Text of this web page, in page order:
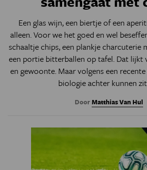
Een glas wijn, een biertje of een
alleen. Voor we het goed en wel
schaaltje chips, een plankje charcuterie
een portie bitterballen op tafel. Dat lijkt
en gewoonte. Maar volgens een
biologie achter kunnen
DoorMatthias Van Hul